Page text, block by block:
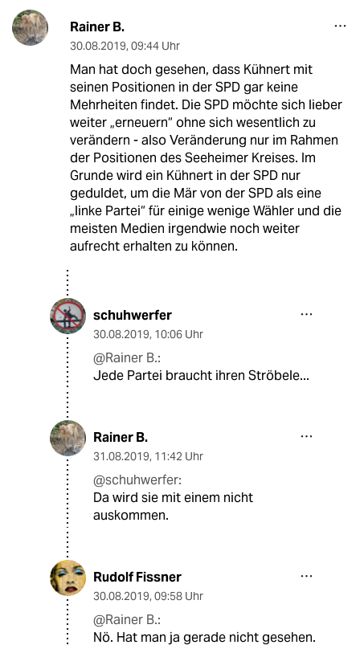
Rainer B.
30.08.2019, 09:44 Uhr
Man hat doch gesehen, dass Kühnert mit
seinen Positionen in der SPD gar keine
Mehrheiten findet. Die SPD möchte sich lieber
weiter „erneuern“ ohne sich wesentlich zu
verändern - also Veränderung nur im Rahmen
der Positionen des Seeheimer Kreises. Im
Grunde wird ein Kühnert in der SPD nur
geduldet, um die Mär von der SPD als eine
„linke Partei“ für einige wenige Wähler und die
meisten Medien irgendwie noch weiter
aufrecht erhalten zu können.
schuhwerfer
30.08.2019, 10:06 Uhr
@Rainer B.:
Jede Partei braucht ihren Ströbele...
Rainer B.
31.08.2019, 11:42 Uhr
@schuhwerfer:
Da wird sie mit einem nicht
auskommen.
Rudolf Fissner
30.08.2019, 09:58 Uhr
@Rainer B.:
Nö. Hat man ja gerade nicht gesehen.